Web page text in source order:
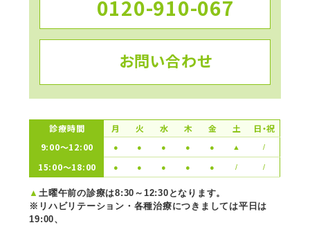
0120-910-067
お問い合わせ
診療時間 月 火 水 木 金 土
日・祝
9:00〜12:00
● ● ● ● ● ▲ /
15:00〜18:00 ● ● ● ● ● / /
▲ 土曜午前の診療は8:30～12:30となります。
※リハビリテーション・各種治療につきましては平日は
19:00、